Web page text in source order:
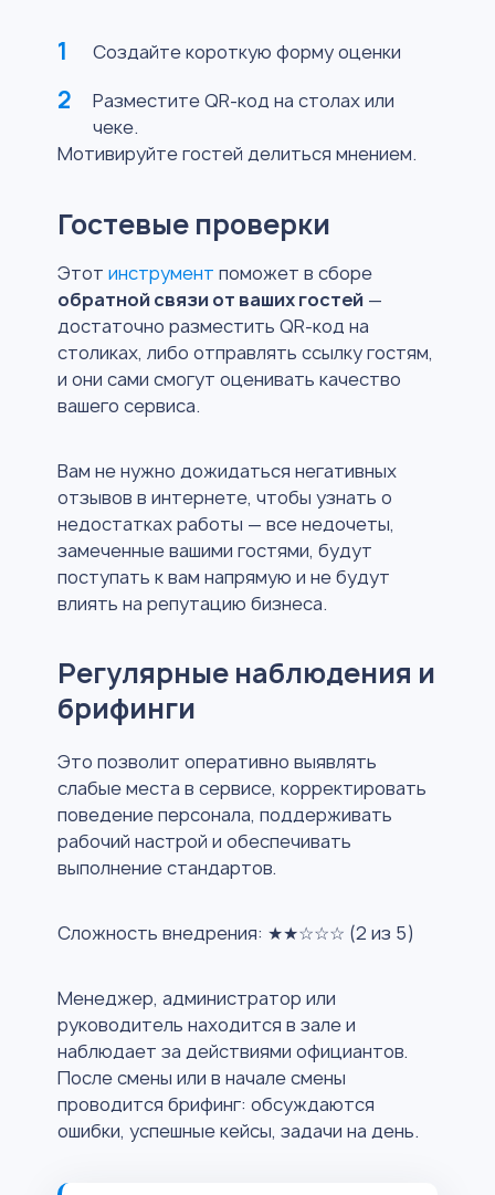
Создайте короткую форму оценки
Разместите QR-код на столах или
чеке.
Мотивируйте гостей делиться мнением.
Гостевые проверки
Этот инструмент поможет в сборе
обратной связи от ваших гостей —
достаточно разместить QR-код на
столиках, либо отправлять ссылку гостям,
и они сами смогут оценивать качество
вашего сервиса.
Вам не нужно дожидаться негативных
отзывов в интернете, чтобы узнать о
недостатках работы — все недочеты,
замеченные вашими гостями, будут
поступать к вам напрямую и не будут
влиять на репутацию бизнеса.
Регулярные наблюдения и
брифинги
Это позволит оперативно выявлять
слабые места в сервисе, корректировать
поведение персонала, поддерживать
рабочий настрой и обеспечивать
выполнение стандартов.
Сложность внедрения: ★★☆☆☆ (2 из 5)
Менеджер, администратор или
руководитель находится в зале и
наблюдает за действиями официантов.
После смены или в начале смены
проводится брифинг: обсуждаются
ошибки, успешные кейсы, задачи на день.